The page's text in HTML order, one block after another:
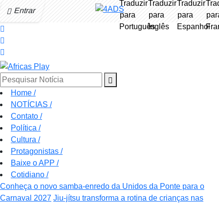
Entrar
Pesquisar Notícia
Home /
NOTÍCIAS /
Contato /
Política /
Cultura /
Protagonistas /
Baixe o APP /
Cotidiano /
Conheça o novo samba-enredo da Unidos da Ponte para o
Carnaval 2027 Jiu-jítsu transforma a rotina de crianças nas